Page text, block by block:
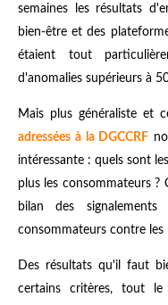
semaines les résultats
bien-être et des
étaient tout
d'anomalies supérieurs à
Mais plus généraliste et
adressées à la DGCCRF
intéressante : quels sont
plus les consommateurs
bilan des
consommateurs contre les
Des résultats qu'il faut
certains critères, tout